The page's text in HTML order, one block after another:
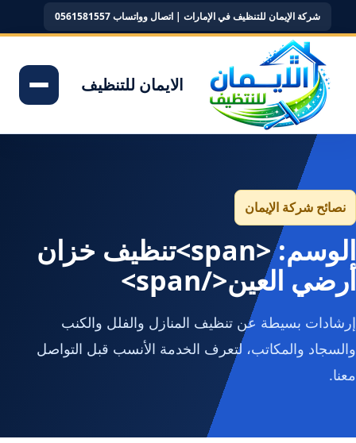
شركة الإيمان للتنظيف في الإمارات | اتصال وواتساب 0561581557
الايمان للتنظيف
نصائح شركة الإيمان
الوسم: <span>تنظيف خزان
أرضي العين</span>
إرشادات بسيطة عن تنظيف المنازل والفلل والكنب
والسجاد والمكاتب، لتعرف الخدمة الأنسب قبل التواصل
معنا.